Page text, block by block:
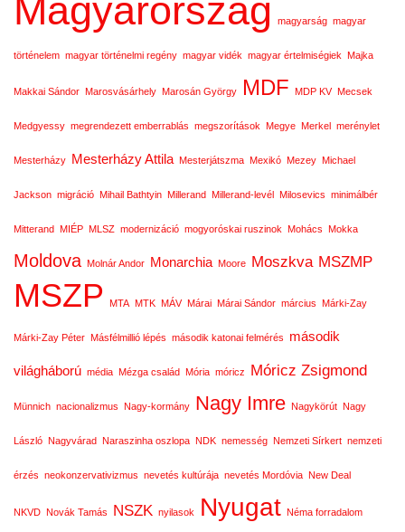
Magyarország magyarság magyar
történelem magyar történelmi regény magyar vidék magyar értelmiségiek Majka
Makkai Sándor Marosvásárhely Marosán György MDF MDP KV Mecsek
Medgyessy megrendezett emberrablás megszorítások Megye Merkel merénylet
Mesterházy Mesterházy Attila Mesterjátszma Mexikó Mezey Michael
Jackson migráció Mihail Bathtyin Millerand Millerand-levél Milosevics minimálbér
Mitterand MIÉP MLSZ modernizáció mogyoróskai ruszinok Mohács Mokka
Moldova Molnár Andor Monarchia Moore Moszkva MSZMP
MSZP MTA MTK MÁV Márai Márai Sándor március Márki-Zay
Márki-Zay Péter Másfélmillió lépés második katonai felmérés második
világháború média Mézga család Mória móricz Móricz Zsigmond
Münnich nacionalizmus Nagy-kormány Nagy Imre Nagykörút Nagy
László Nagyvárad Naraszinha oszlopa NDK nemesség Nemzeti Sírkert nemzeti
érzés neokonzervativizmus nevetés kultúrája nevetés Mordóvia New Deal
NKVD Novák Tamás NSZK nyilasok Nyugat Néma forradalom